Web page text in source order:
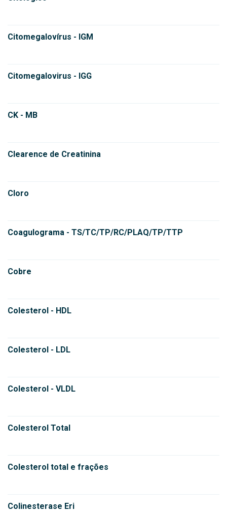
Citomegalovírus - IGM
Citomegalovirus - IGG
CK - MB
Clearence de Creatinina
Cloro
Coagulograma - TS/TC/TP/RC/PLAQ/TP/TTP
Cobre
Colesterol - HDL
Colesterol - LDL
Colesterol - VLDL
Colesterol Total
Colesterol total e frações
Colinesterase Eri